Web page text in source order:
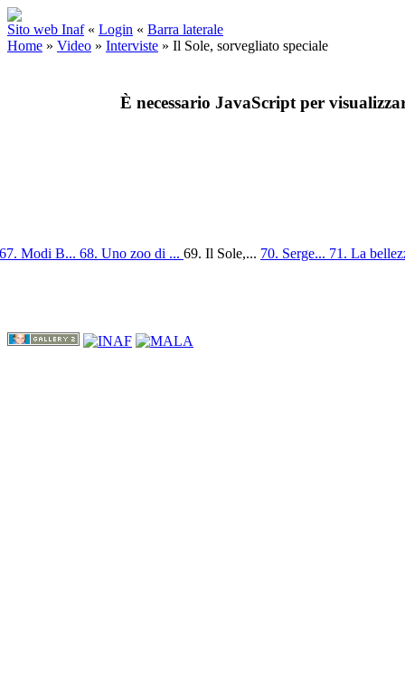
Sito web Inaf « Login « Barra laterale
Home » Video » Interviste » Il Sole, sorvegliato speciale
È necessario JavaScript per
67. Modi B... 68. Uno zoo di ... 69. Il Sole,... 70. Serge... 71. La